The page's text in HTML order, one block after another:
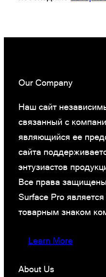
Our Company
Наш сайт
связанный с
являющийся ее
сайта
энтузиастов
Все права
Surface Pro
товарным знаком
Learn More
About Us